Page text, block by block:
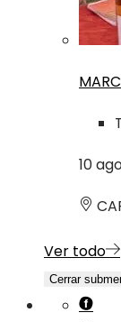
10
Ver todo
Cerrar